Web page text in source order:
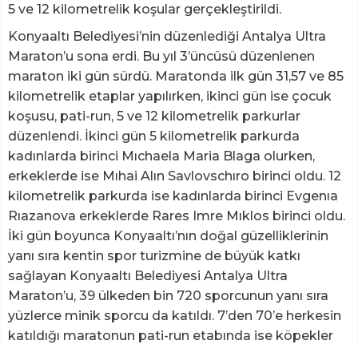
5 ve 12 kilometrelik koşular gerçekleştirildi.
Konyaaltı Belediyesi’nin düzenlediği Antalya Ultra
Maraton’u sona erdi. Bu yıl 3’üncüsü düzenlenen
maraton iki gün sürdü. Maratonda ilk gün 31,57 ve 85
kilometrelik etaplar yapılırken, ikinci gün ise çocuk
koşusu, pati-run, 5 ve 12 kilometrelik parkurlar
düzenlendi. İkinci gün 5 kilometrelik parkurda
kadınlarda birinci Mıchaela Maria Blaga olurken,
erkeklerde ise Mıhai Alın Savlovschıro birinci oldu. 12
kilometrelik parkurda ise kadınlarda birinci Evgenıa
Rıazanova erkeklerde Rares Imre Mıklos birinci oldu.
İki gün boyunca Konyaaltı’nın doğal güzelliklerinin
yanı sıra kentin spor turizmine de büyük katkı
sağlayan Konyaaltı Belediyesi Antalya Ultra
Maraton’u, 39 ülkeden bin 720 sporcunun yanı sıra
yüzlerce minik sporcu da katıldı. 7’den 70’e herkesin
katıldığı maratonun pati-run etabında ise köpekler